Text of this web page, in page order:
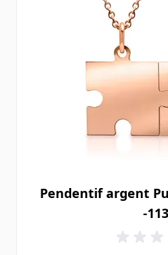
Pendentif argent
-